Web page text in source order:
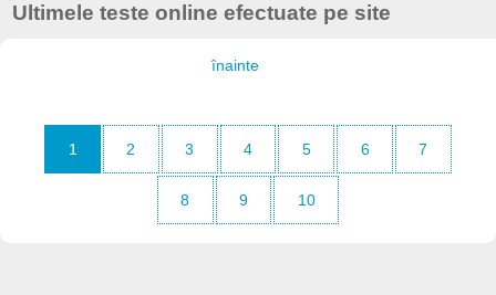
Ultimele teste online efectuate pe site
înainte
1 2 3 4 5 6 7
8 9 10